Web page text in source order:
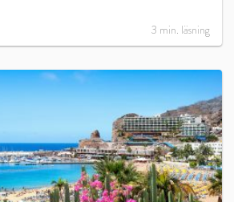
3 min. läsning